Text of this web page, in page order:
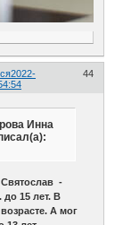
44
2022-
Инна
-
до 15 лет. В
А мог